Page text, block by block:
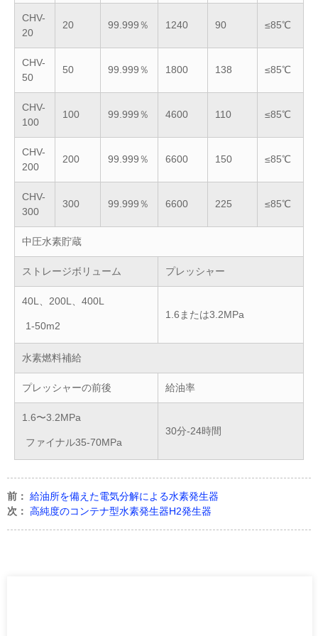
CHV-
20
20 99.999％ 1240 90 ≤85℃
CHV-
50
50 99.999％ 1800 138 ≤85℃
CHV-
100
100 99.999％ 4600 110 ≤85℃
CHV-
200
200 99.999％ 6600 150 ≤85℃
CHV-
300
300 99.999％ 6600 225 ≤85℃
中圧水素貯蔵
ストレージボリューム プレッシャー
40L、200L、400L
1-50m2
1.6または3.2MPa
水素燃料補給
プレッシャーの前後 給油率
1.6〜3.2MPa
ファイナル35-70MPa
30分-24時間
前： 給油所を備えた電気分解による水素発生器
次： 高純度のコンテナ型水素発生器H2発生器